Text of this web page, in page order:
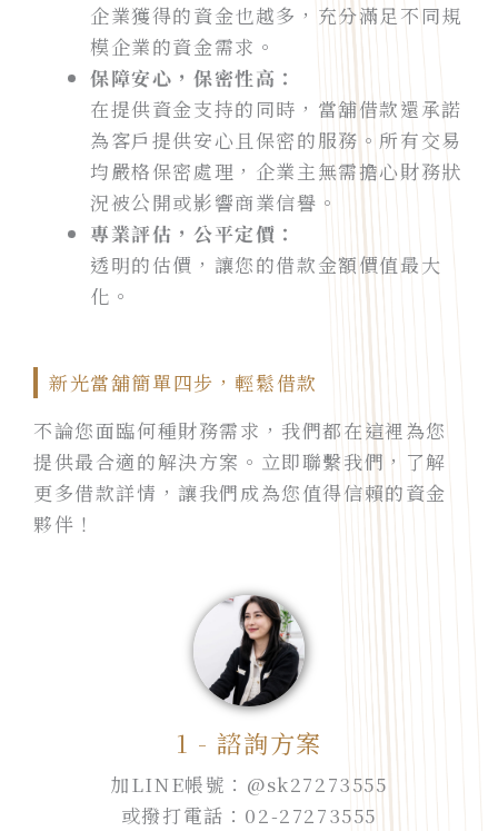
企業獲得的資金也越多，充分滿足不同規
模企業的資金需求。
保障安心，保密性高：
在提供資金支持的同時，當舖借款還承諾
為客戶提供安心且保密的服務。所有交易
均嚴格保密處理，企業主無需擔心財務狀
況被公開或影響商業信譽。
專業評估，公平定價：
透明的估價，讓您的借款金額價值最大
化。
新光當舖簡單四步，輕鬆借款
不論您面臨何種財務需求，我們都在這裡為您
提供最合適的解決方案。立即聯繫我們，了解
更多借款詳情，讓我們成為您值得信賴的資金
夥伴！
1 - 諮詢方案
加LINE帳號：@sk27273555
或撥打電話：02-27273555